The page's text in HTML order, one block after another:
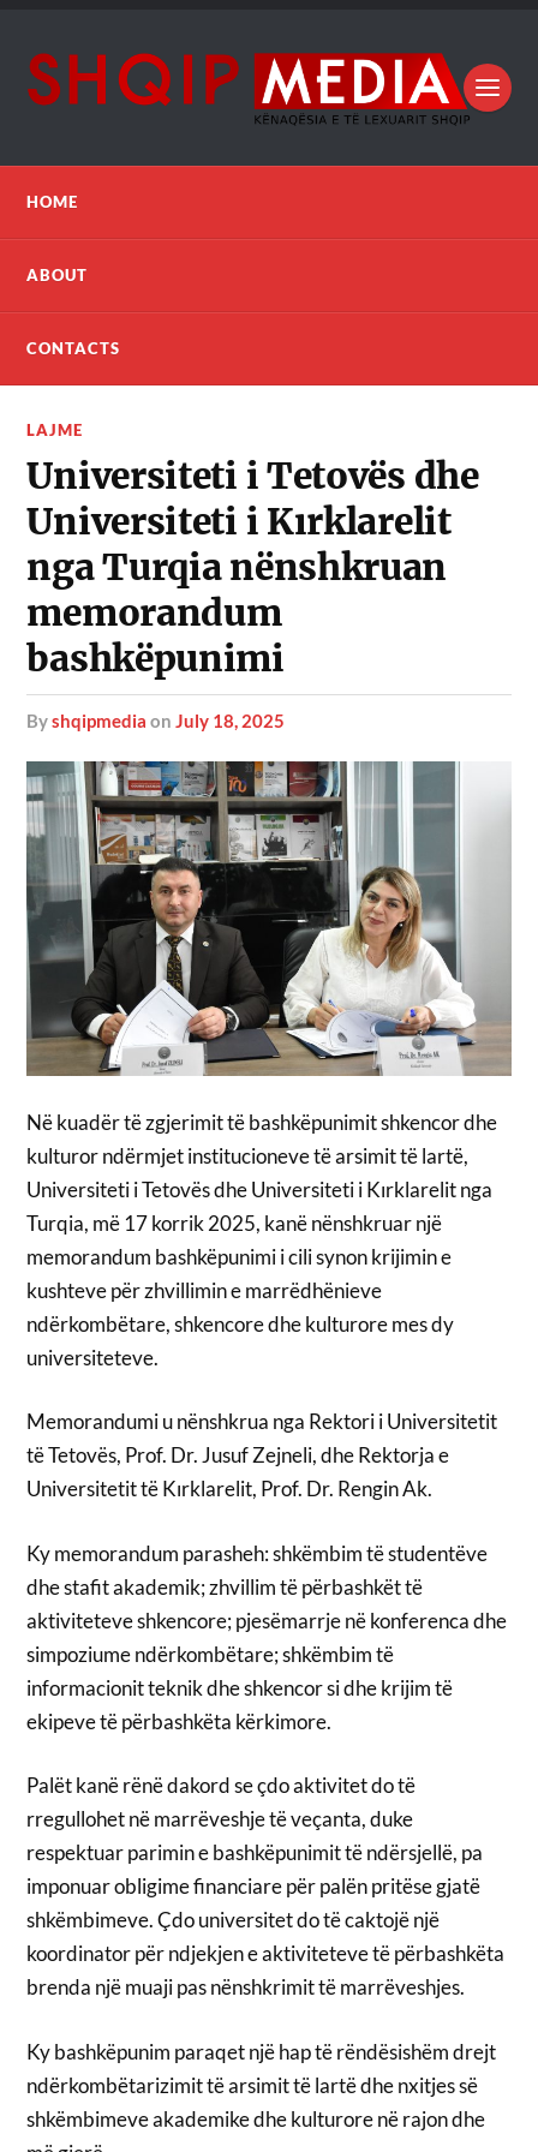
HOME
ABOUT
CONTACTS
LAJME
Universiteti i Tetovës dhe
Universiteti i Kırklarelit
nga Turqia nënshkruan
memorandum
bashkëpunimi
byshqipmedia onJuly 18, 2025
Në kuadër të zgjerimit të bashkëpunimit shkencor dhe
kulturor ndërmjet institucioneve të arsimit të lartë,
Universiteti i Tetovës dhe Universiteti i Kırklarelit nga
Turqia, më 17 korrik 2025, kanë nënshkruar një
memorandum bashkëpunimi i cili synon krijimin e
kushteve për zhvillimin e marrëdhënieve
ndërkombëtare, shkencore dhe kulturore mes dy
universiteteve.
Memorandumi u nënshkrua nga Rektori i Universitetit
të Tetovës, Prof. Dr. Jusuf Zejneli, dhe Rektorja e
Universitetit të Kırklarelit, Prof. Dr. Rengin Ak.
Ky memorandum parasheh: shkëmbim të studentëve
dhe stafit akademik; zhvillim të përbashkët të
aktiviteteve shkencore; pjesëmarrje në konferenca dhe
simpoziume ndërkombëtare; shkëmbim të
informacionit teknik dhe shkencor si dhe krijim të
ekipeve të përbashkëta kërkimore.
Palët kanë rënë dakord se çdo aktivitet do të
rregullohet në marrëveshje të veçanta, duke
respektuar parimin e bashkëpunimit të ndërsjellë, pa
imponuar obligime financiare për palën pritëse gjatë
shkëmbimeve. Çdo universitet do të caktojë një
koordinator për ndjekjen e aktiviteteve të përbashkëta
brenda një muaji pas nënshkrimit të marrëveshjes.
Ky bashkëpunim paraqet një hap të rëndësishëm drejt
ndërkombëtarizimit të arsimit të lartë dhe nxitjes së
shkëmbimeve akademike dhe kulturore në rajon dhe